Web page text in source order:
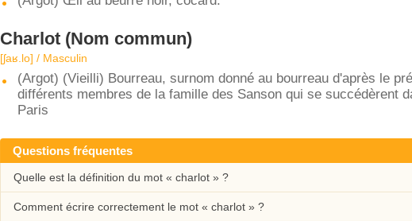
Charlot (Nom commun)
[ʃaʁ.lo] / Masculin
(Argot) (Vieilli) Bourreau, surnom donné au bourreau d'après le
différents membres de la famille des Sanson qui se succédèrent
Paris
Questions fréquentes
Quelle est la définition du mot « charlot » ?
Comment écrire correctement le mot « charlot » ?